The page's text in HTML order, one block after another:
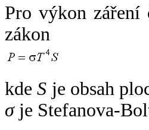
Pro výkon záření
zákon
kdeS je obsah
σje Stefanova-